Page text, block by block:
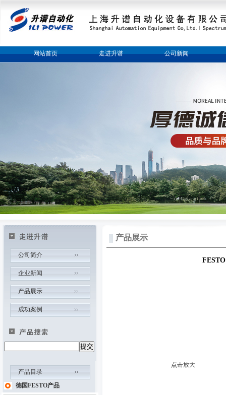
网站首页 走进升谱 公司新闻
公司简介
企业新闻
产品展示
成功案例
产品目录
德国FESTO产品
产品展示
点击放大